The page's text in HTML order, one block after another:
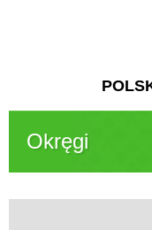
Okręgi